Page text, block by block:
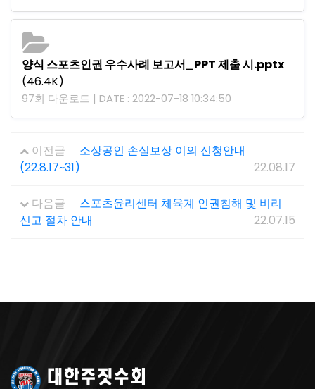
양식 스포츠인권 우수사례 보고서_PPT 제출 시.pptx
(46.4K)
97회 다운로드 | DATE : 2022-07-18 10:34:50
이전글
소상공인 손실보상 이의 신청안내
(22.8.17~31)
22.08.17
다음글
스포츠윤리센터 체육계 인권침해 및 비리
신고 절차 안내
22.07.15